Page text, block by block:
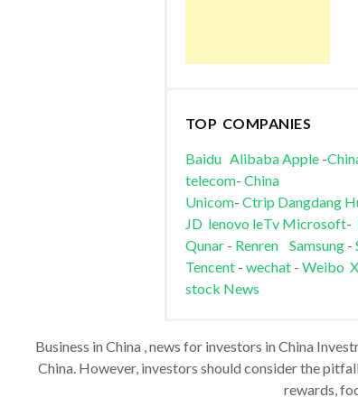
TOP COMPANIES
Baidu AlibabaApple-
telecom- China
Unicom- Ctrip Dangdang
JD lenovo leTv Microsoft-
Qunar- Renren Samsung-
Tencent- wechat - Weibo
stock News
Business in China , news for investors in China
China. However, investors should consider the
rewards,